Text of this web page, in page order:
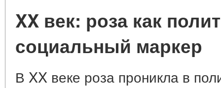
XX век: роза как
социальный маркер
В XX веке роза проникла в